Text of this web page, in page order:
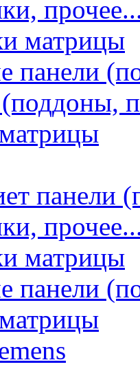
матрицы
панели
панели
матрицы
панели